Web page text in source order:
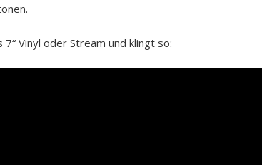
Vinyl oder Stream und klingt so: